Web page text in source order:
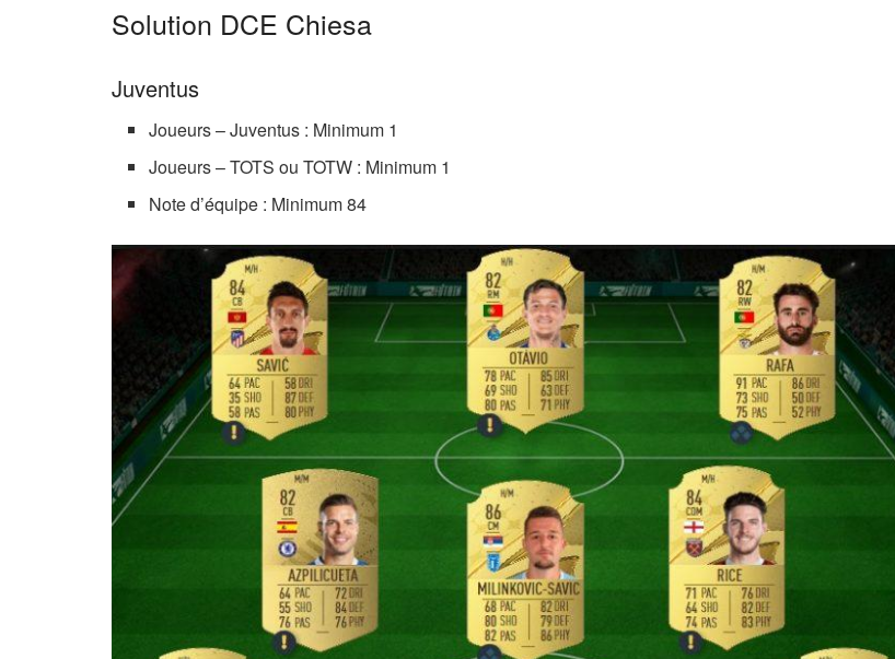
Solution DCE Chiesa
Juventus
Joueurs – Juventus : Minimum 1
Joueurs – TOTS ou TOTW : Minimum 1
Note d’équipe : Minimum 84